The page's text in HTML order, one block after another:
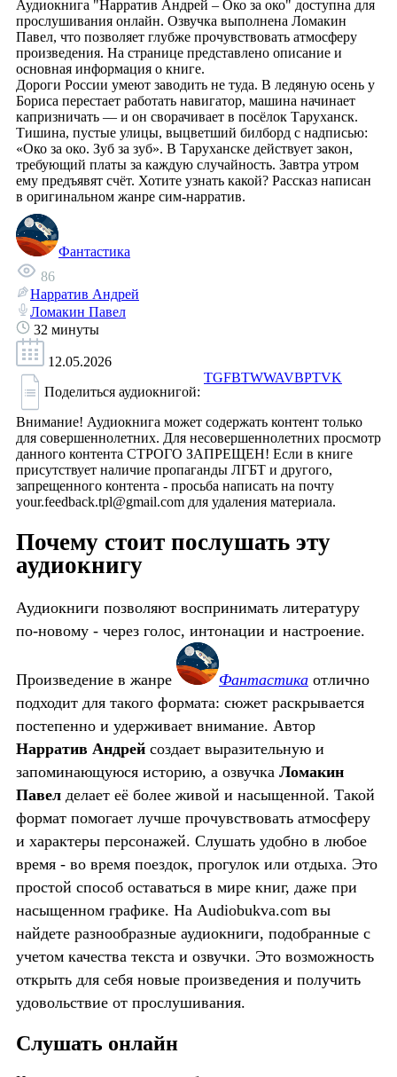
Аудиокнига "Нарратив Андрей – Око за око" доступна для
прослушивания онлайн. Озвучка выполнена Ломакин
Павел, что позволяет глубже прочувствовать атмосферу
произведения. На странице представлено описание и
основная информация о книге.
Дороги России умеют заводить не туда. В ледяную осень у
Бориса перестает работать навигатор, машина начинает
капризничать — и он сворачивает в посёлок Таруханск.
Тишина, пустые улицы, выцветший билборд с надписью:
«Око за око. Зуб за зуб». В Таруханске действует закон,
требующий платы за каждую случайность. Завтра утром
ему предъявят счёт. Хотите узнать какой? Рассказ написан
в оригинальном жанре сим-нарратив.
Фантастика
86
Нарратив Андрей
Ломакин Павел
32 минуты
12.05.2026
Поделиться аудиокнигой:
TGFBTWWAVBPTVK
Внимание! Аудиокнига может содержать контент только
для совершеннолетних. Для несовершеннолетних просмотр
данного контента СТРОГО ЗАПРЕЩЕН! Если в книге
присутствует наличие пропаганды ЛГБТ и другого,
запрещенного контента - просьба написать на почту
your.feedback.tpl@gmail.com для удаления материала.
Почему стоит послушать эту
аудиокнигу
Аудиокниги позволяют воспринимать литературу
по-новому - через голос, интонации и настроение.
Произведение в жанре Фантастика отлично
подходит для такого формата: сюжет раскрывается
постепенно и удерживает внимание. Автор
Нарратив Андрей создает выразительную и
запоминающуюся историю, а озвучка Ломакин
Павел делает её более живой и насыщенной. Такой
формат помогает лучше прочувствовать атмосферу
и характеры персонажей. Слушать удобно в любое
время - во время поездок, прогулок или отдыха. Это
простой способ оставаться в мире книг, даже при
насыщенном графике. На Audiobukva.com вы
найдете разнообразные аудиокниги, подобранные с
учетом качества текста и озвучки. Это возможность
открыть для себя новые произведения и получить
удовольствие от прослушивания.
Слушать онлайн